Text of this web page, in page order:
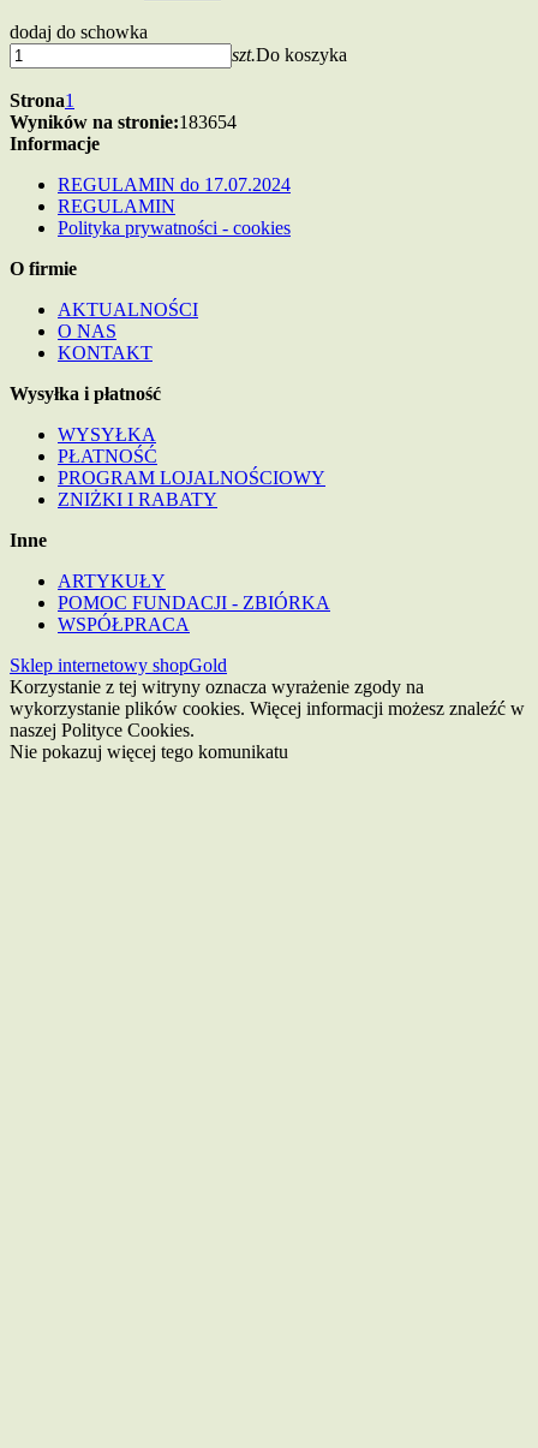
dodaj do schowka
szt.Do koszyka
Strona1
Wyników na stronie:183654
Informacje
REGULAMIN do 17.07.2024
REGULAMIN
Polityka prywatności - cookies
O firmie
AKTUALNOŚCI
O NAS
KONTAKT
Wysyłka i płatność
WYSYŁKA
PŁATNOŚĆ
PROGRAM LOJALNOŚCIOWY
ZNIŻKI I RABATY
Inne
ARTYKUŁY
POMOC FUNDACJI - ZBIÓRKA
WSPÓŁPRACA
Sklep internetowy shopGold
Korzystanie z tej witryny oznacza wyrażenie zgody na
wykorzystanie plików cookies. Więcej informacji możesz znaleźć w
naszej Polityce Cookies.
Nie pokazuj więcej tego komunikatu